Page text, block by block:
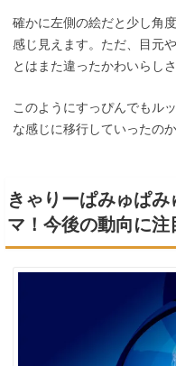
確かに左側の絵だと少し角
感じ見えます。ただ、目元
とはまた違ったかわいらし
このようにすっぴんでもル
な感じに移行していったの
きゃりーぱみゅぱ
マ！今後の動向に注